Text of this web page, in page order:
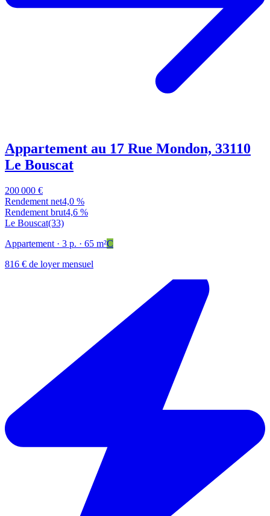
Appartement au 17 Rue Mondon, 33110
Le Bouscat
200 000 €
Rendement net4,0 %
Rendement brut4,6 %
Le Bouscat(33)
Appartement · 3 p. · 65 m²C
816 € de loyer mensuel